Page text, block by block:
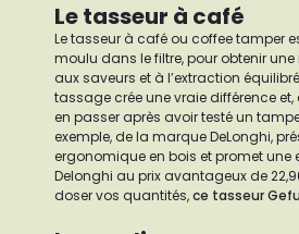
Le tasseur à café
Le tasseur à café ou coffee tamper
moulu dans le filtre, pour obtenir
aux saveurs et à l’extraction
tassage crée une vraie différence
en passer après avoir testé un
exemple, de la marque DeLonghi,
ergonomique en bois et promet une
Delonghi au prix avantageux de
doser vos quantités,ce tasseur